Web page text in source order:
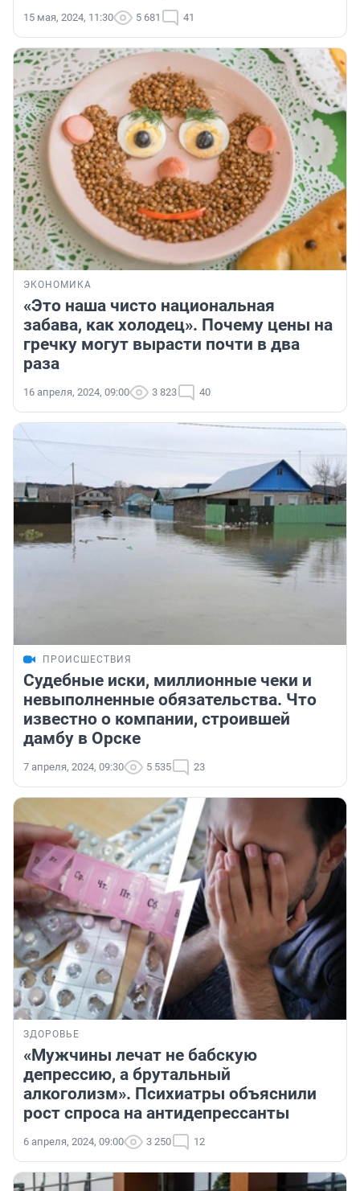
15 мая, 2024, 11:30 5 681 41
ЭКОНОМИКА
«Это наша чисто национальная
забава, как холодец». Почему цены на
гречку могут вырасти почти в два
раза
16 апреля, 2024, 09:00 3 823 40
ПРОИСШЕСТВИЯ
Судебные иски, миллионные чеки и
невыполненные обязательства. Что
известно о компании, строившей
дамбу в Орске
7 апреля, 2024, 09:30 5 535 23
ЗДОРОВЬЕ
«Мужчины лечат не бабскую
депрессию, а брутальный
алкоголизм». Психиатры объяснили
рост спроса на антидепрессанты
6 апреля, 2024, 09:00 3 250 12